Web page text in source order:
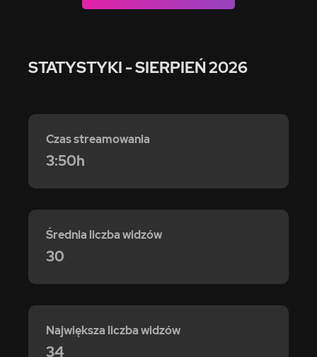
STATYSTYKI - SIERPIEŃ 2026
Czas streamowania
3:50h
Średnia liczba widzów
30
Największa liczba widzów
34